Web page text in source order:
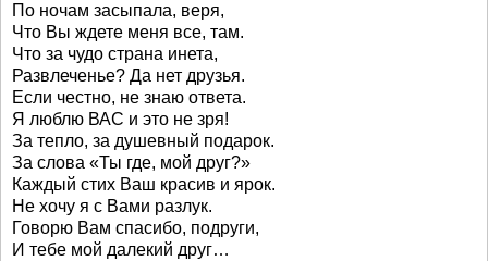
По ночам засыпала, веря,
Что Вы ждете меня все, там.
Что за чудо страна инета,
Развлеченье? Да нет друзья.
Если честно, не знаю ответа.
Я люблю ВАС и это не зря!
За тепло, за душевный подарок.
За слова «Ты где, мой друг?»
Каждый стих Ваш красив и ярок.
Не хочу я с Вами разлук.
Говорю Вам спасибо, подруги,
И тебе мой далекий друг…